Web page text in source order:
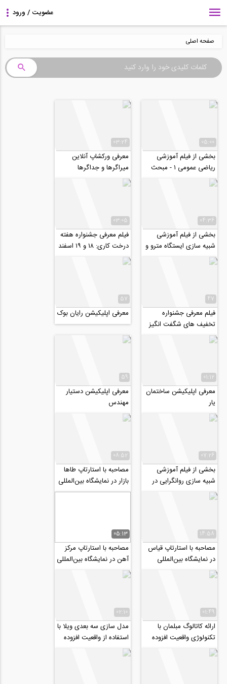
صفحه اصلی
05:00
بخشی از فیلم آموزشی
رياضى عمومى ١ - مبحث
مشتق و کاربرد مشتق
03:24
معرفی ورکشاپ آنلاین
میراگرها و جداگرها
04:36
بخشی از فیلم آموزشی
شبیه سازی ایستگاه مترو و
پل با نرم افزار FLAC 2D
03:05
فیلم معرفی جشنواره هفته
درخت کاری: ۱۸ و ۱۹ اسفند
ماه ۹۸
47
فیلم معرفی جشنواره
تخفیف های شگفت انگیز
اسفند
57
معرفی اپلیکیشن رایان بوک
01:12
معرفی اپلیکیشن ساختمان
یار
59
معرفی اپلیکیشن دستیار
مهندس
07:26
بخشی از فیلم آموزشی
شبیه سازی روانگرایی در
ماسه ها و تاثیر آن بر تونل
ها در...
08:52
مصاحبه با استارتاپ طاها
بازار در نمایشگاه بین‌المللی
ساخت و ساز - بهمن ۹۸
14:58
مصاحبه با استارتاپ قیاس
در نمایشگاه بین‌المللی
ساخت و ساز - بهمن ۹۸
05:13
مصاحبه با استارتاپ مرکز
آهن در نمایشگاه بین‌المللی
ساخت و ساز - بهمن ۹۸
01:49
ارائه کاتالوگ مبلمان با
تکنولوژی واقعیت افزوده
(AR)
02:10
مدل سازی سه بعدی ویلا با
استفاده از واقعیت افزوده